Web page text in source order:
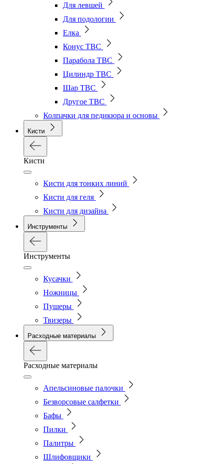
Для левшей
Для подологии
Елка
Конус ТВС
Парабола ТВС
Цилиндр ТВС
Шар ТВС
Другое ТВС
Колпачки для педикюра и основы
Кисти
Кисти
Кисти для тонких линий
Кисти для геля
Кисти для дизайна
Инструменты
Инструменты
Кусачки
Ножницы
Пушеры
Твизеры
Расходные материалы
Расходные материалы
Апельсиновые палочки
Безворсовые салфетки
Бафы
Пилки
Палитры
Шлифовщики